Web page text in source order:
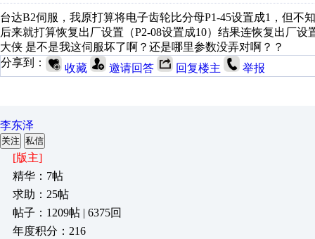
台达B2伺服，我原打算将电子齿轮比分母P1-45设置成1，但不
后来就打算恢复出厂设置（P2-08设置成10）结果连恢复出厂设
大侠 是不是我这伺服坏了啊？还是哪里参数没弄对啊？？
分享到：
收藏 邀请回答 回复楼主 举报
李东泽
关注 私信
[版主]
精华：7帖
求助：25帖
帖子：1209帖 | 6375回
年度积分：216